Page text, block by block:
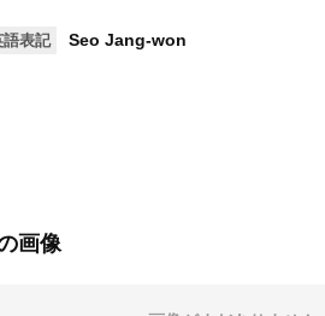
語表記 Seo Jang-won
画像